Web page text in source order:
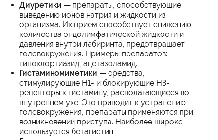
Диуретики — препараты, способствующие
выведению ионов натрия и жидкости из
организма. Их прием способствует снижению
количества эндолимфатической жидкости и
давления внутри лабиринта, предотвращает
головокружения. Примеры препаратов:
гипохлортиазид, ацетазоламид.
Гистаминомиметики — средства,
стимулирующие Н1- и блокирующие Н3-
рецепторы к гистамину, располагающиеся во
внутреннем ухе. Это приводит к устранению
головокружения, препараты применяются при
возникновении приступа. Наиболее широко
используется бетагистин.